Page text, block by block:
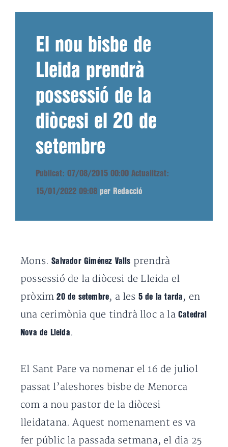
El nou bisbe de
Lleida prendrà
possessió de la
diòcesi el 20 de
setembre
Publicat: 07/08/2015 00:00 Actualitzat:
15/01/2022 09:08 per Redacció
Mons.Salvador Giménez Valls prendrà
possessió de la diòcesi de Lleida el
pròxim20 de setembre, a les 5 de la tarda , en
una cerimònia que tindrà lloc a laCatedral
Nova de Lleida .
El Sant Pare va nomenar el 16 de juliol
passat l’aleshores bisbe de Menorca
com a nou pastor de la diòcesi
lleidatana. Aquest nomenament es va
fer públic la passada setmana, el dia 25